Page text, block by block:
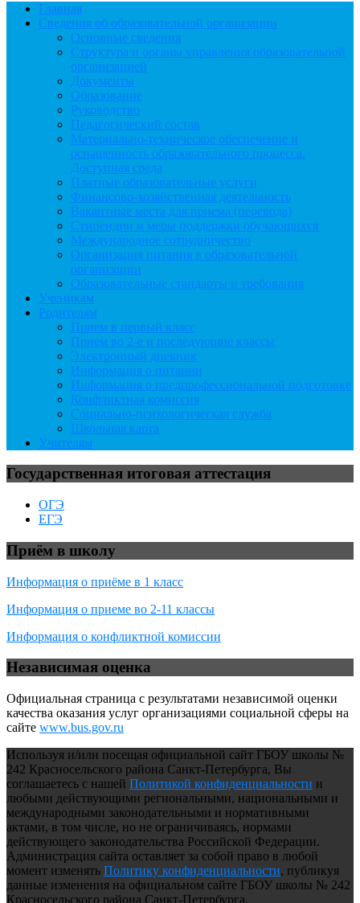
Главная
Сведения об образовательной организации
Основные сведения
Структура и органы управления образовательной
организацией
Документы
Образование
Руководство
Педагогический состав
Материально-техническое обеспечение и
оснащенность образовательного процесса.
Доступная среда
Платные образовательные услуги
Финансово-хозяйственная деятельность
Вакантные места для приема (перевода)
Стипендии и меры поддержки обучающихся
Международное сотрудничество
Организация питания в образовательной
организации
Образовательные стандарты и требования
Ученикам
Родителям
Прием в первый класс
Прием во 2-е и последующие классы
Электронный дневник
Информация о питании
Информация о предпрофессиональной подготовке
Конфликтная комиссия
Социально-психологическая служба
Школьная карта
Учителям
Государственная итоговая аттестация
ОГЭ
ЕГЭ
Приём в школу
Информация о приёме в 1 класс
Информация о приеме во 2-11 классы
Информация о конфликтной комиссии
Независимая оценка
Официальная страница с результатами независимой оценки
качества оказания услуг организациями социальной сферы на
сайте www.bus.gov.ru
Используя и/или посещая официальной сайт ГБОУ школы №
242 Красносельского района Санкт-Петербурга, Вы
соглашаетесь с нашей Политикой конфиденциальности и
любыми действующими региональными, национальными и
международными законодательными и нормативными
актами, в том числе, но не ограничиваясь, нормами
действующего законодательства Российской Федерации.
Администрация сайта оставляет за собой право в любой
момент изменять Политику конфиденциальности, публикуя
данные изменения на официальном сайте ГБОУ школы № 242
Красносельского района Санкт-Петербурга.